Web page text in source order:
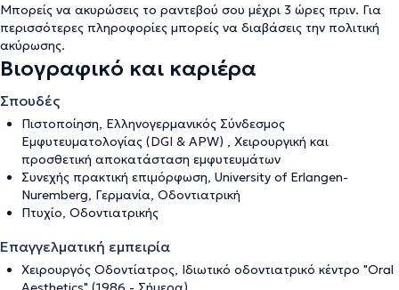
Μπορείς να ακυρώσεις το ραντεβού σου μέχρι 3 ώρες πριν. Για
περισσότερες πληροφορίες μπορείς να διαβάσεις την πολιτική
ακύρωσης.
Βιογραφικό και καριέρα
Σπουδές
Πιστοποίηση, Ελληνογερμανικός Σύνδεσμος
Εμφυτευματολογίας (DGI & APW) , Χειρουργική και
προσθετική αποκατάσταση εμφυτευμάτων
Συνεχής πρακτική επιμόρφωση, University of Erlangen-
Nuremberg, Γερμανία, Οδοντιατρική
Πτυχίο, Οδοντιατρικής
Επαγγελματική εμπειρία
Χειρουργός Οδοντίατρος, Ιδιωτικό οδοντιατρικό κέντρο "Οral